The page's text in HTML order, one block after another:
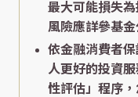
最大可能損失
風險應詳參基
依金融消費者
人更好的投資
性評估」程序